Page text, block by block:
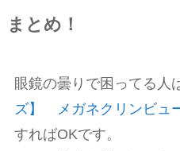
まとめ！
眼鏡の曇りで困ってる人
ズ】 メガネクリンビュ
すればOKです。